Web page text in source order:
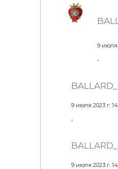
9 июля
9 июля 2023 г.
9 июля 2023 г.